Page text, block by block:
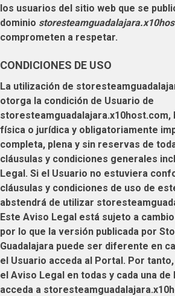
los usuarios del sitio web que se
dominio
comprometen a respetar.
CONDICIONES DE USO
La utilización de
otorga la condición de Usuario de
storesteamguadalajara.x10host.com,
física o jurídica y obligatoriamente
completa, plena y sin reservas de
cláusulas y condiciones generales
Legal. Si el Usuario no estuviera
cláusulas y condiciones de uso de
abstendrá de utilizar
Este Aviso Legal está sujeto a
por lo que la versión publicada por
Guadalajara puede ser diferente en
el Usuario acceda al Portal. Por
el Aviso Legal en todas y cada una
acceda a